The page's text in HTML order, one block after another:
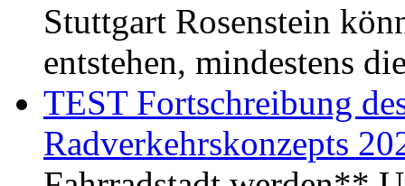
Stuttgart Rosenstein
entstehen, mindestens
TEST Fortschreibung
Radverkehrskonzepts